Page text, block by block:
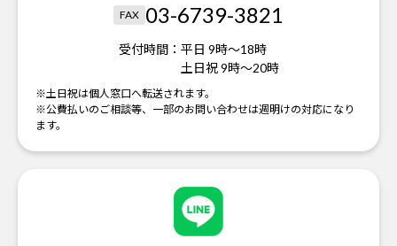
FAX 03-6739-3821
受付時間： 平日 9時～18時
土日祝 9時～20時
※土日祝は個人窓口へ転送されます。
※公費払いのご相談等、一部のお問い合わせは週明けの対応になり
ます。